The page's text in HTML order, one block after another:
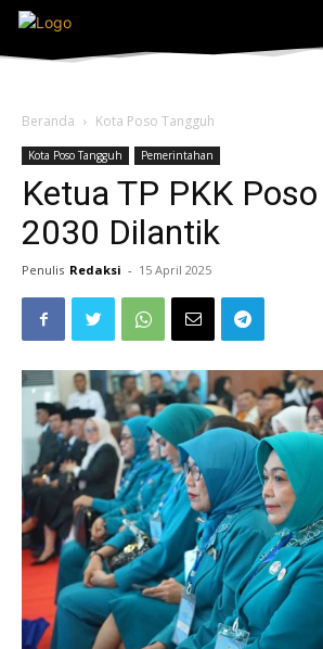
Beranda Kota Poso Tangguh
Kota Poso Tangguh Pemerintahan
Ketua TP PKK
2030 Dilantik
Penulis Redaksi - 15 April 2025